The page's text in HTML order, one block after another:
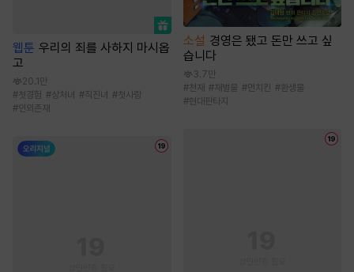
웹툰 우리의 죄를 사하지 마시옵
고
20.1만
#첫경험 #상처녀 #직진녀 #첫사랑
#인외존재
소설 경영은 됐고 돈만 쓰고 싶
습니다
3.7만
#천재 #재벌물 #먼치킨 #환생물
#현대판타지